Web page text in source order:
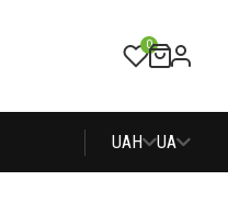
0
UAH UA